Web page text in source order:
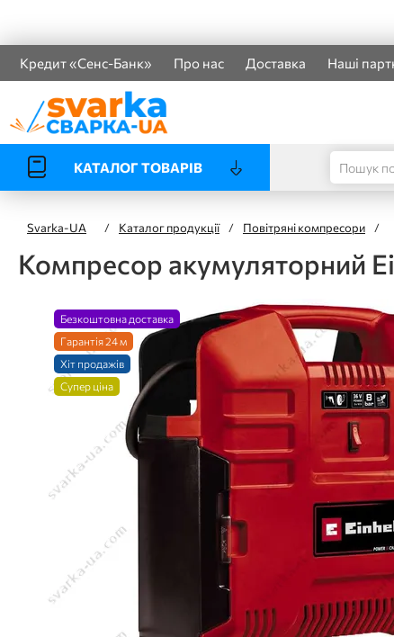
Кредит «Сенс-Банк» Про нас Доставка Наші
КАТАЛОГ ТОВАРІВ
Svarka-UA / Каталог продукції / Повітряні компресори /
Компресор акумуляторний
Безкоштовна доставка
Гарантія 24 м
Хіт продажів
Супер ціна